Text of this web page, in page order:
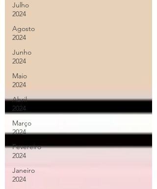
Julho
2024
Agosto
2024
Junho
2024
Maio
2024
Abril
2024
Março
2024
Fevereiro
2024
Janeiro
2024